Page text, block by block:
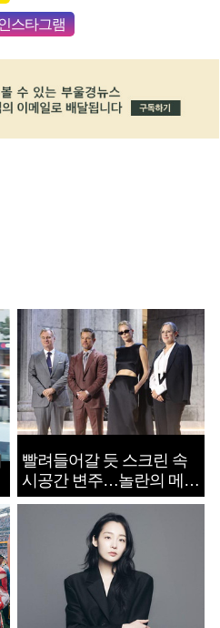
스타그램
빨려들어갈 듯 스크린 속
시공간 변주…놀란의 메시
지는 ‘전쟁 속죄’